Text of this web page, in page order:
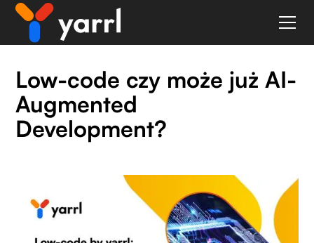
Low-code czy może już AI-
Augmented
Development?